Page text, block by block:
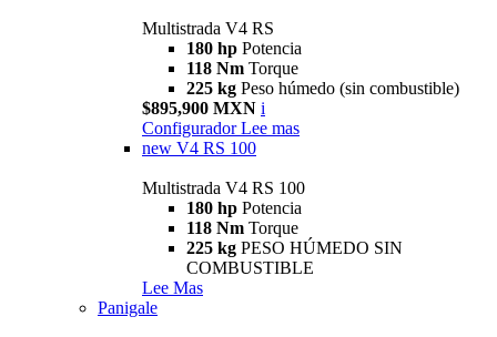
Multistrada V4 RS
180 hp Potencia
118 Nm Torque
225 kg Peso húmedo (sin combustible)
$895,900 MXN i
Configurador Lee mas
new V4 RS 100
Multistrada V4 RS 100
180 hp Potencia
118 Nm Torque
225 kg PESO HÚMEDO SIN
COMBUSTIBLE
Lee Mas
Panigale